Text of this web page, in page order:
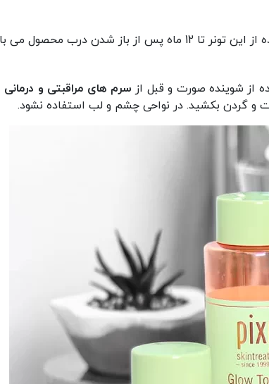
درب محصول می باشد.
از شوینده صورت و قبل از سرم های مراقبتی و درمانی
و گردن بکشید. در نواحی چشم و لب استفاده نشود.